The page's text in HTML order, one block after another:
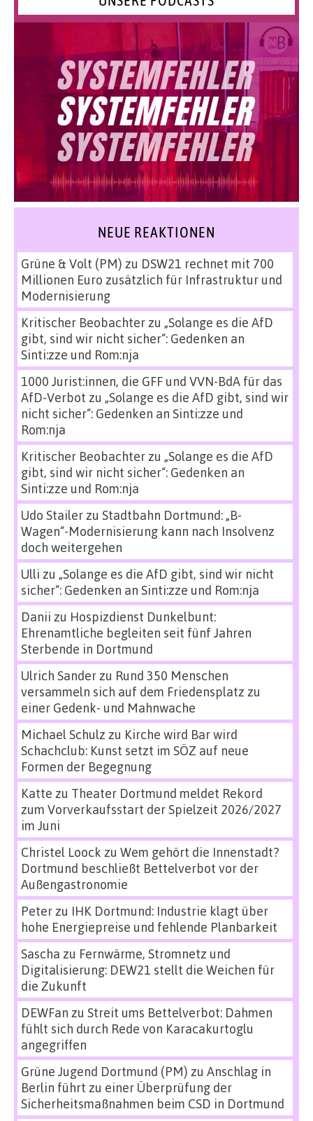
NEUE REAKTIONEN
Grüne & Volt (PM) zu DSW21 rechnet mit 700
Millionen Euro zusätzlich für Infrastruktur und
Modernisierung
Kritischer Beobachterzu „Solange es die AfD
gibt, sind wir nicht sicher“: Gedenken an
Sinti:zze und Rom:nja
1000 Jurist:innen, die GFF und VVN-BdA für das
AfD-Verbot zu „Solange es die AfD gibt, sind wir
nicht sicher“: Gedenken an Sinti:zze und
Rom:nja
Kritischer Beobachterzu „Solange es die AfD
gibt, sind wir nicht sicher“: Gedenken an
Sinti:zze und Rom:nja
Udo Stailerzu Stadtbahn Dortmund: „B-
Wagen“-Modernisierung kann nach Insolvenz
doch weitergehen
Ulli zu „Solange es die AfD gibt, sind wir nicht
sicher“: Gedenken an Sinti:zze und Rom:nja
Danii zu Hospizdienst Dunkelbunt:
Ehrenamtliche begleiten seit fünf Jahren
Sterbende in Dortmund
Ulrich Sanderzu Rund 350 Menschen
versammeln sich auf dem Friedensplatz zu
einer Gedenk- und Mahnwache
Michael Schulz zu Kirche wird Bar wird
Schachclub: Kunst setzt im SÖZ auf neue
Formen der Begegnung
Katte zu Theater Dortmund meldet Rekord
zum Vorverkaufsstart der Spielzeit 2026/2027
im Juni
Christel Loock zu Wem gehört die Innenstadt?
Dortmund beschließt Bettelverbot vor der
Außengastronomie
Peterzu IHK Dortmund: Industrie klagt über
hohe Energiepreise und fehlende Planbarkeit
Sascha zu Fernwärme, Stromnetz und
Digitalisierung: DEW21 stellt die Weichen für
die Zukunft
DEWFan zu Streit ums Bettelverbot: Dahmen
fühlt sich durch Rede von Karacakurtoglu
angegriffen
Grüne Jugend Dortmund (PM) zu Anschlag in
Berlin führt zu einer Überprüfung der
Sicherheitsmaßnahmen beim CSD in Dortmund